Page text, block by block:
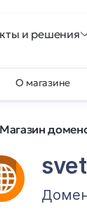
и решения
О магазине
Магазин